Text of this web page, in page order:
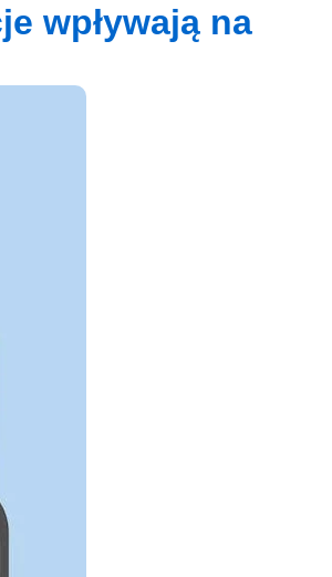
wpływają na